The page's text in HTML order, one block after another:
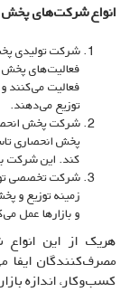
انواع شرکت‌های پخش
شرکت تولیدی پخش:
فعالیت‌های پخش
فعالیت می‌کنند
توزیع می‌دهند.
شرکت پخش
پخش انحصاری
کند. این شرکت
شرکت تخصصی
زمینه توزیع و
و بازارها عمل
هریک از این
مصرف‌کنندگان ایفا
کسب‌وکار، اندازه